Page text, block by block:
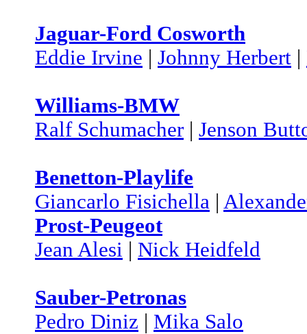
Jaguar-Ford Cosworth
Eddie Irvine
Johnny Herbert
Williams-BMW
Ralf Schumacher
Jenson
Benetton-Playlife
Giancarlo Fisichella
Prost-Peugeot
Jean Alesi
Nick Heidfeld
Sauber-Petronas
Pedro Diniz
Mika Salo